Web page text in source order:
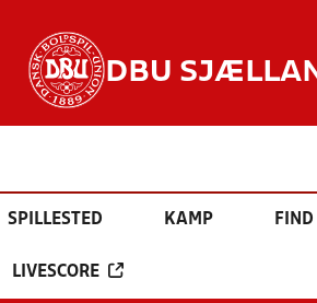
DBU
SPILLESTED KAMP
LIVESCORE